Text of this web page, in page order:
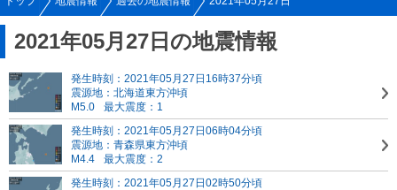
2021年05月27日の地震情報
発生時刻：2021年05月27日16時37分頃
震源地：北海道東方沖頃
M5.0
最大震度：1
発生時刻：2021年05月27日06時04分頃
震源地：青森県東方沖頃
M4.4
最大震度：2
発生時刻：2021年05月27日02時50分頃